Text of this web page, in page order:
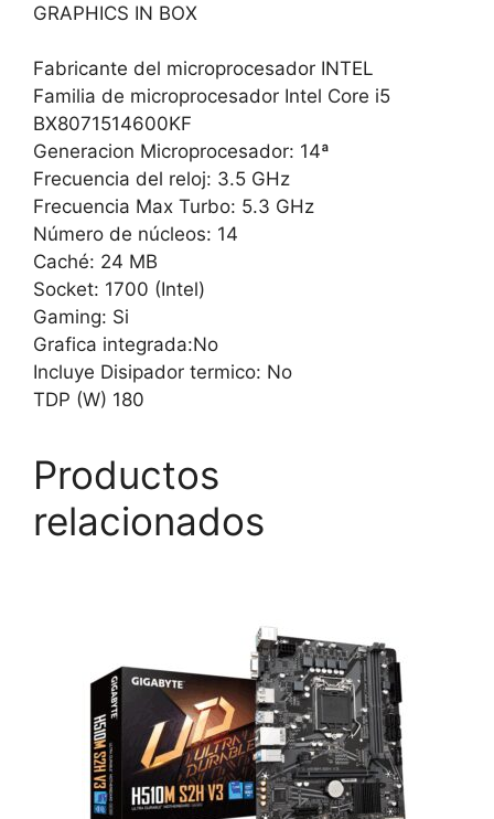
GRAPHICS IN BOX
Fabricante del microprocesador INTEL
Familia de microprocesador Intel Core i5
BX8071514600KF
Generacion Microprocesador: 14ª
Frecuencia del reloj: 3.5 GHz
Frecuencia Max Turbo: 5.3 GHz
Número de núcleos: 14
Caché: 24 MB
Socket: 1700 (Intel)
Gaming: Si
Grafica integrada:No
Incluye Disipador termico: No
TDP (W) 180
Productos
relacionados